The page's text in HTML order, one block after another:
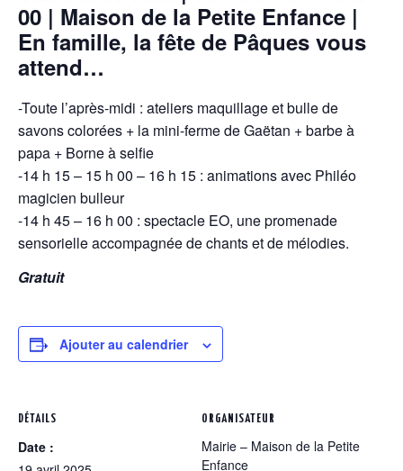
00 | Maison de la Petite Enfance |
En famille, la fête de Pâques vous
attend…
-Toute l’après-midi : ateliers maquillage et bulle de
savons colorées + la mini-ferme de Gaëtan + barbe à
papa + Borne à selfie
-14 h 15 – 15 h 00 – 16 h 15 : animations avec Philéo
magicien bulleur
-14 h 45 – 16 h 00 : spectacle EO, une promenade
sensorielle accompagnée de chants et de mélodies.
Gratuit
Ajouter au calendrier
DÉTAILS
Date :
ORGANISATEUR
Mairie – Maison de la Petite
Enfance